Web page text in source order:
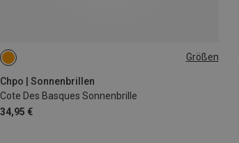
Größen
Chpo | Sonnenbrillen
Cote Des Basques Sonnenbrille
34,95 €
S-M